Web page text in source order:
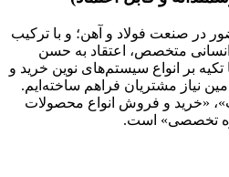
از ۳۰ سال حضور در صنعت فولاد و آهن؛ و با ترکیب
انسانی متخصص، اعتقاد به حسن
بر انواع سیستم‌های نوین خرید و
نیاز مشتریان فراهم ساخته‌ایم.
«خرید و فروش انواع محصولات
تخصصی» است.